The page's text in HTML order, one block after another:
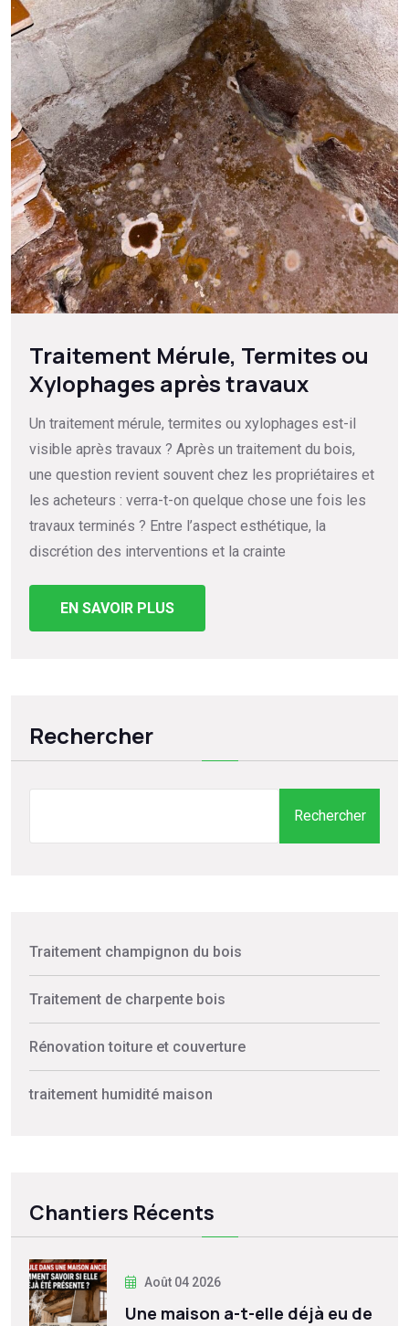
Traitement Mérule, Termites ou
Xylophages après travaux
Un traitement mérule, termites ou xylophages est-il
visible après travaux ? Après un traitement du bois,
une question revient souvent chez les propriétaires et
les acheteurs : verra-t-on quelque chose une fois les
travaux terminés ? Entre l’aspect esthétique, la
discrétion des interventions et la crainte
EN SAVOIR PLUS
Rechercher
Rechercher
Traitement champignon du bois
Traitement de charpente bois
Rénovation toiture et couverture
traitement humidité maison
Chantiers Récents
Août 04 2026
Une maison a-t-elle déjà eu de